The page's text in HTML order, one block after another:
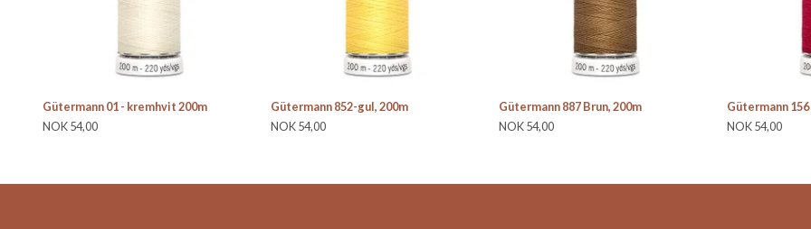
Gütermann 01 - kremhvit 200m
NOK 54,00
Gütermann 852-gul, 200m
NOK 54,00
Gütermann 887 Brun, 200m
NOK 54,00
Gütermann 156
NOK 54,00